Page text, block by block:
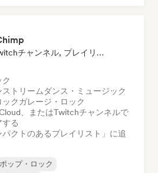
YouTube/Twitchチャンネル, プレイリスト・キュレーター
トリーム ダンス・ミュージック
クガレージ・ロック
、またはTwitchチャンネルで
る
クトのあるプレイリスト」に追
ポップ・ロック